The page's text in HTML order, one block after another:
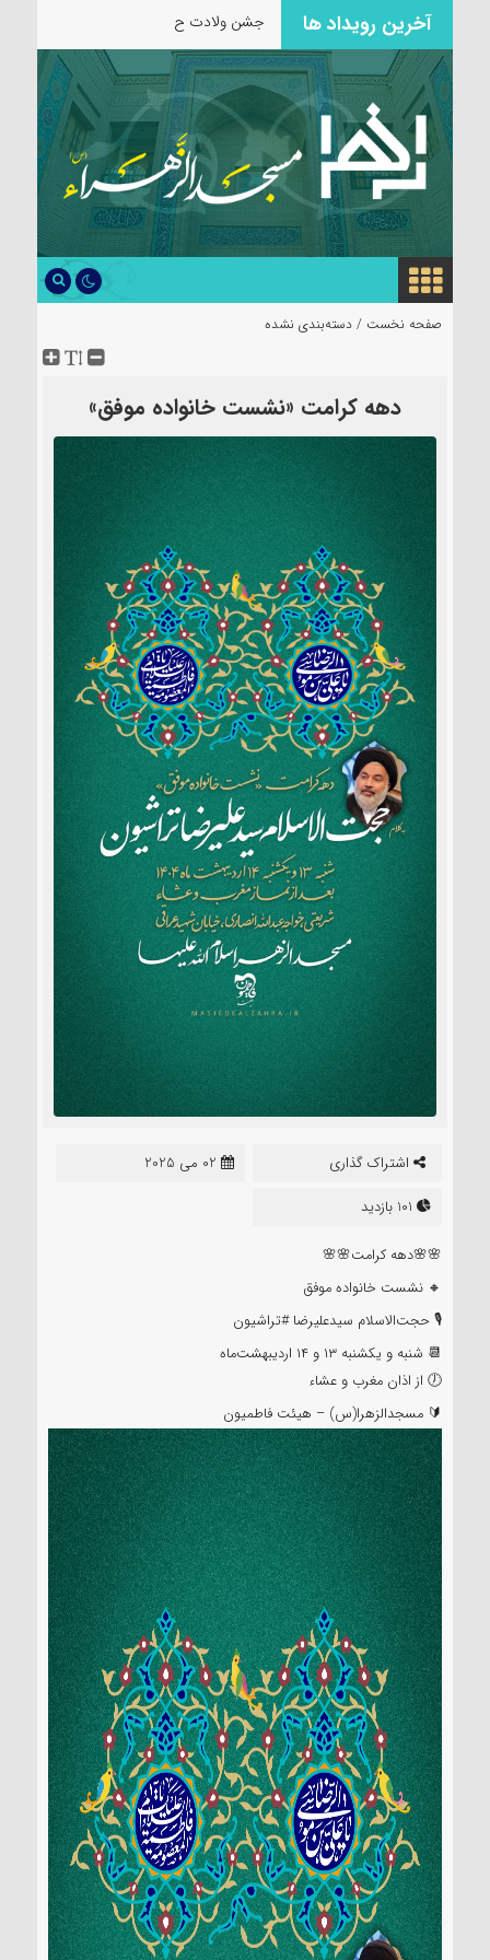
آخرین رویداد ها جشن ولادت حضرت زینب سلا
صفحه نخست / دسته‌بندی نشده
دهه کرامت «نشست خانواده موفق»
اشتراک گذاری
02 می 2025
🌸🌸دهه کرامت🌸🌸
🔸 نشست خانواده موفق
🎙 حجت‌الاسلام سیدعلیرضا #تراشیون
📆 شنبه و یکشنبه ۱۳ و ۱۴ اردیبهشت‌ماه
🕖 از اذان مغرب و عشاء
🔰 مسجدالزهرا(س) – هیئت فاطمیون